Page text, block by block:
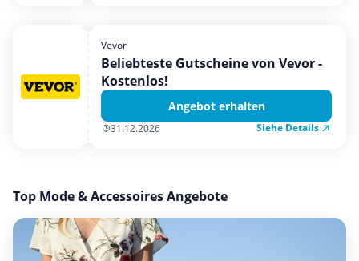
Vevor
Beliebteste Gutscheine von Vevor -
Kostenlos!
Angebot erhalten
31.12.2026 Siehe Details
Top Mode & Accessoires Angebote